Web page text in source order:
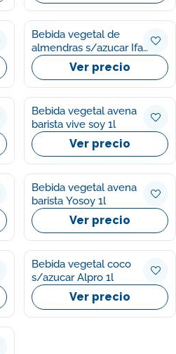
Bebida vegetal de
almendras s/azucar Ifa
eliges 1lVer precio
Bebida vegetal avena
barista vive soy 1l
Ver precio
Bebida vegetal avena
barista Yosoy 1l
Ver precio
Bebida vegetal coco
s/azucar Alpro 1l
Ver precio